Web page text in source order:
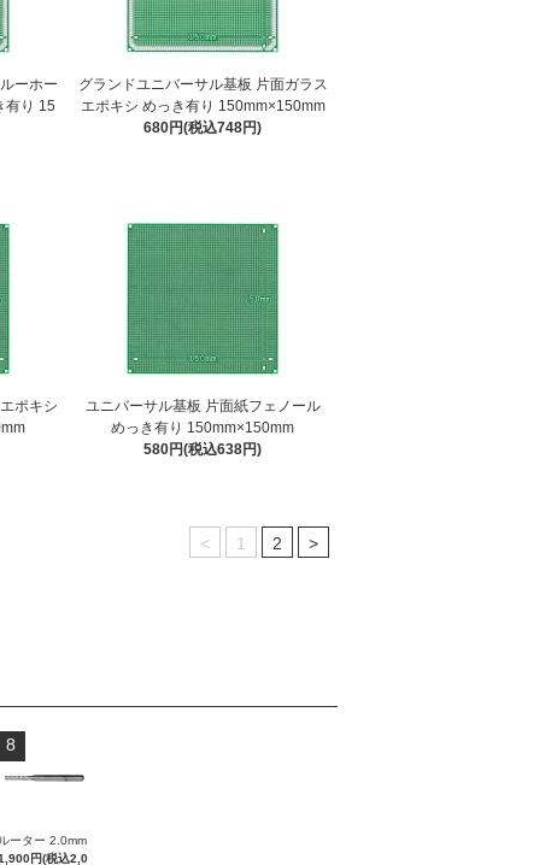
ーホー
有り 15
グランドユニバーサル基板 片面ガラス
エポキシ めっき有り 150mm×150mm
680円(税込748円)
ポキシ
ユニバーサル基板 片面紙フェノール
めっき有り 150mm×150mm
580円(税込638円)
< 1 2 >
8
ルーター 2.0mm
円(税込2,0